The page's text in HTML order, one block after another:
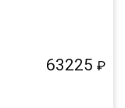
63225 ₽